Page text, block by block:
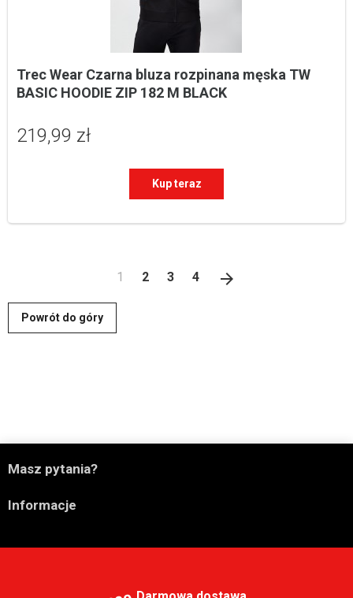
Trec Wear Czarna bluza rozpinana męska TW
BASIC HOODIE ZIP 182 M BLACK
219,99 zł
Kup teraz
1 2 3 4 arrow_forward
Powrót do góry
Masz pytania?
Informacje